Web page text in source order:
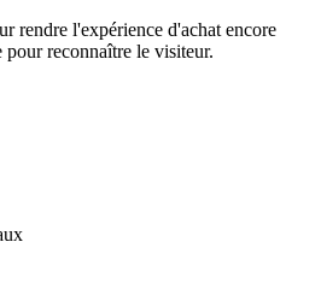
rendre l'expérience d'achat encore
pour reconnaître le visiteur.